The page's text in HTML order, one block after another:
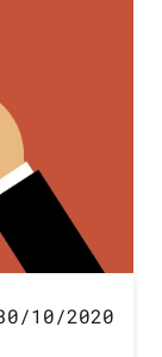
10/2020